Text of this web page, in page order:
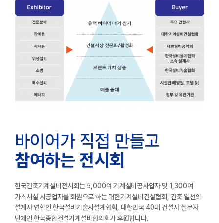
바이어가 직접 만들고
참여하는 전시회
한국건축기계설비전시회는 5,000여 기계설비공사업자 및 1,300여
가스시설 시공업자를 회원으로 하는 대한기계설비건설협회, 건축 일선의
설계사 연합인 한국설비기술사설계협회, 대한민국 40대 건설사 실무자
단체인 한국종합건설기계설비협의회가 후원합니다.